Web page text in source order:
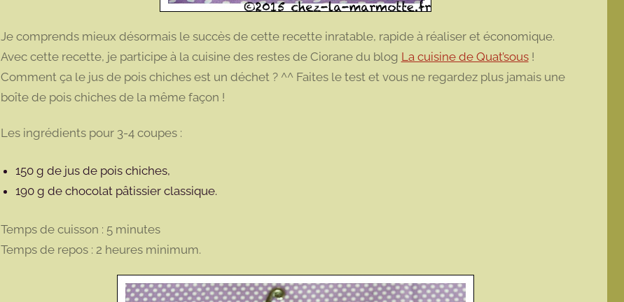
Je comprends mieux désormais le succès de cette recette inratable, rapide à réaliser et économique.
Avec cette recette, je participe à la cuisine des restes de Ciorane du blog La cuisine de Quat’sous!
Comment ça le jus de pois chiches est un déchet ? ^^ Faites le test et vous ne regardez plus jamais une
boîte de pois chiches de la même façon !
Les ingrédients pour 3-4 coupes :
150 g de jus de pois chiches,
190 g de chocolat pâtissier classique.
Temps de cuisson : 5 minutes
Temps de repos : 2 heures minimum.